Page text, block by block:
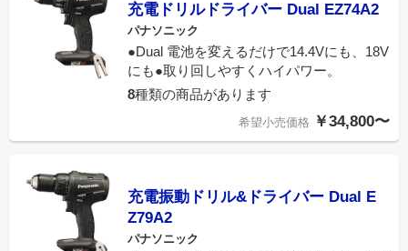
充電ドリルドライバー Dual EZ74A2
パナソニック
●Dual 電池を変えるだけで14.4Vにも、18V
にも●取り回しやすくハイパワー。
8種類の商品があります
希望小売価格 ￥34,800〜
充電振動ドリル&ドライバー Dual E
Z79A2
パナソニック